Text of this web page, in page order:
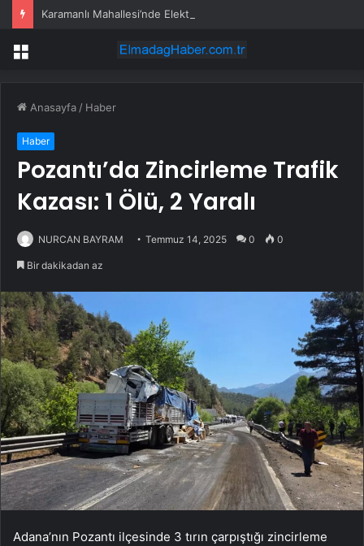
Menü
Anasayfa / Haber
Haber
Pozantı’da Zincirleme Trafik
Kazası: 1 Ölü, 2 Yaralı
NURCAN BAYRAM Temmuz 14, 2025 0 0
Bir dakikadan az
Adana’nın Pozantı ilçesinde 3 tırın çarpıştığı zincirleme